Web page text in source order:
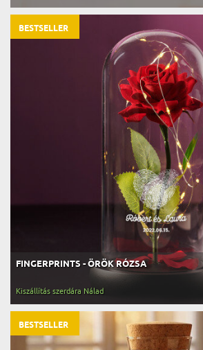
FINGERPRINTS - ÖRÖK RÓZSA
Kiszállítás szerdára Nálad
BESTSELLER
BESTSELLER